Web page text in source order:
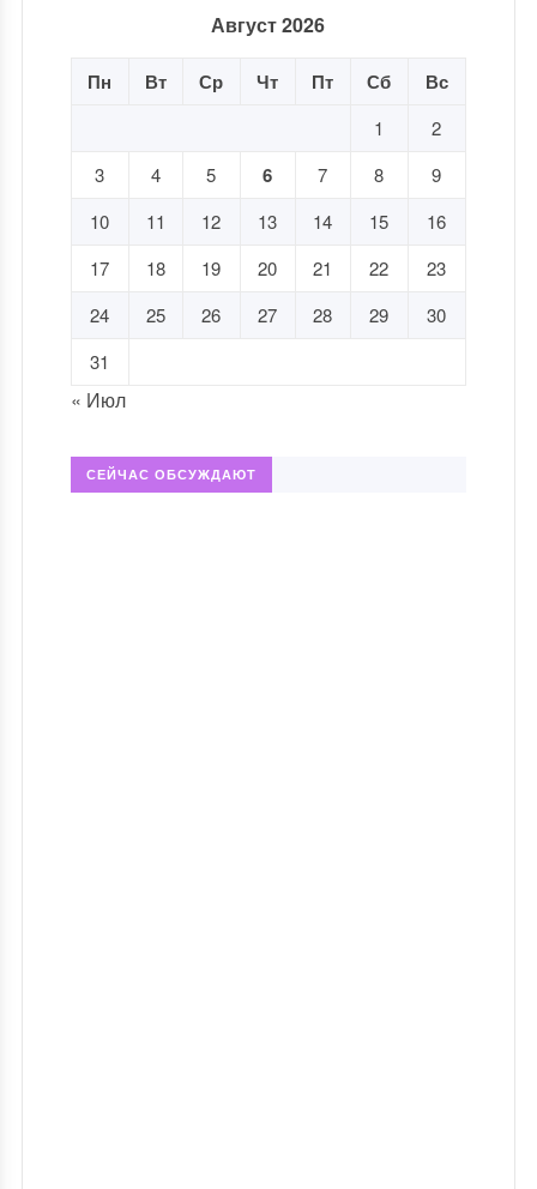
Август 2026
Пн Вт Ср Чт Пт Сб Вс
1
2
3
4 5 6 7 8
9
10
11 12 13 14 15
16
17
18 19 20 21 22
23
24
25 26 27 28 29
30
31
« Июл
СЕЙЧАС ОБСУЖДАЮТ